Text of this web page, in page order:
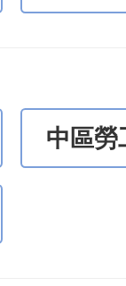
中區勞